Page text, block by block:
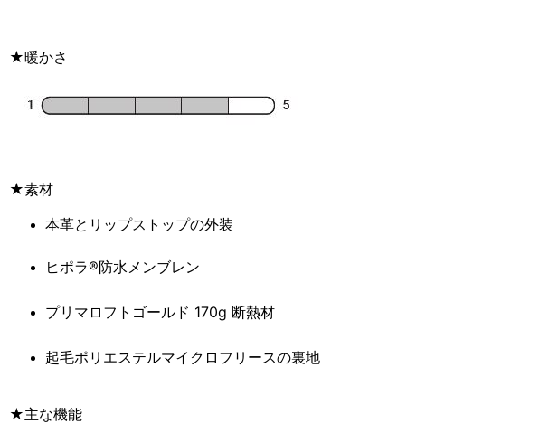
★暖かさ
★素材
本革とリップストップの外装
ヒポラ®防水メンブレン
プリマロフトゴールド 170g 断熱材
起毛ポリエステルマイクロフリースの裏地
★主な機能